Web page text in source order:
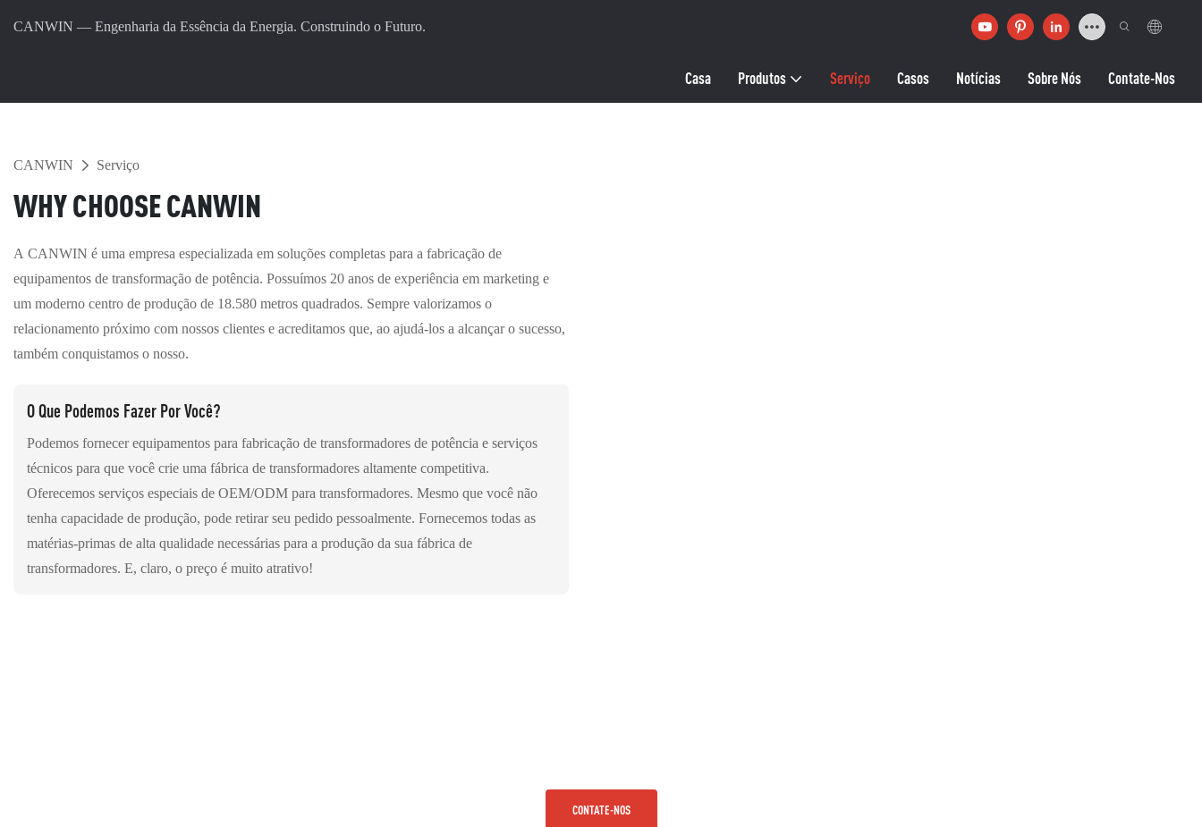
CANWIN — Engenharia da Essência da Energia. Construindo o Futuro.
Casa Produtos Serviço Casos Notícias Sobre Nós Contate-Nos
CANWIN Serviço
WHY CHOOSE CANWIN
A CANWIN é uma empresa especializada em soluções completas para a fabricação de
equipamentos de transformação de potência. Possuímos 20 anos de experiência em marketing e
um moderno centro de produção de 18.580 metros quadrados. Sempre valorizamos o
relacionamento próximo com nossos clientes e acreditamos que, ao ajudá-los a alcançar o sucesso,
também conquistamos o nosso.
O Que Podemos Fazer Por Você?
Podemos fornecer equipamentos para fabricação de transformadores de potência e serviços
técnicos para que você crie uma fábrica de transformadores altamente competitiva.
Oferecemos serviços especiais de OEM/ODM para transformadores. Mesmo que você não
tenha capacidade de produção, pode retirar seu pedido pessoalmente. Fornecemos todas as
matérias-primas de alta qualidade necessárias para a produção da sua fábrica de
transformadores. E, claro, o preço é muito atrativo!
CONTATE-NOS